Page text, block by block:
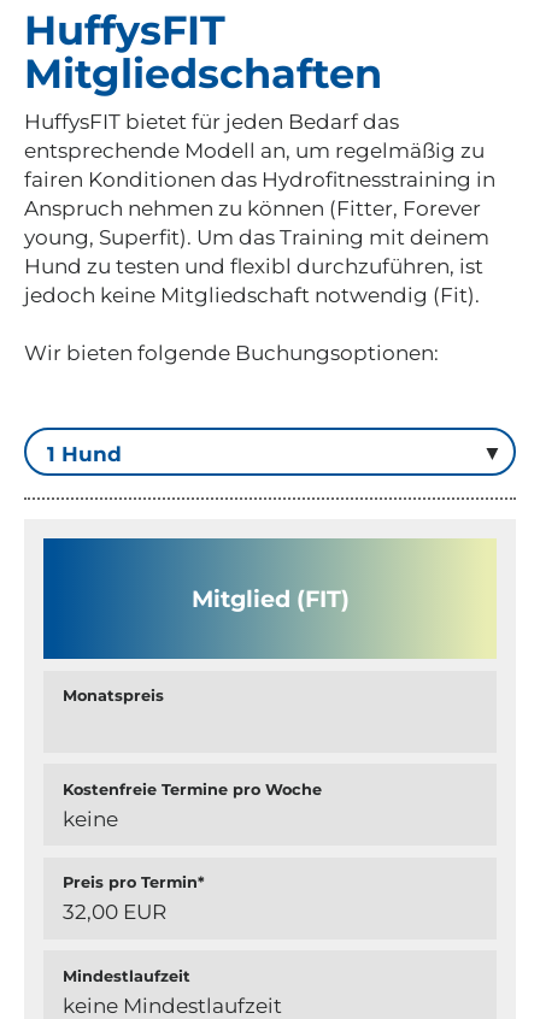
HuffysFIT
Mitgliedschaften
HuffysFIT bietet für jeden Bedarf das
entsprechende Modell an, um regelmäßig zu
fairen Konditionen das Hydrofitnesstraining in
Anspruch nehmen zu können (Fitter, Forever
young, Superfit). Um das Training mit deinem
Hund zu testen und flexibl durchzuführen, ist
jedoch keine Mitgliedschaft notwendig (Fit).
Wir bieten folgende Buchungsoptionen:
Mitglied (FIT)
Monatspreis
Kostenfreie Termine pro Woche
keine
Preis pro Termin*
32,00 EUR
Mindestlaufzeit
keine Mindestlaufzeit